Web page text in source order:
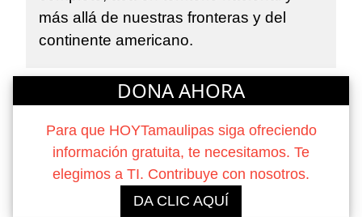
más allá de nuestras fronteras y del
continente americano.
DONA AHORA
Para que HOYTamaulipas siga ofreciendo
información gratuita, te necesitamos. Te
elegimos a TI. Contribuye con nosotros.
DA CLIC AQUÍ